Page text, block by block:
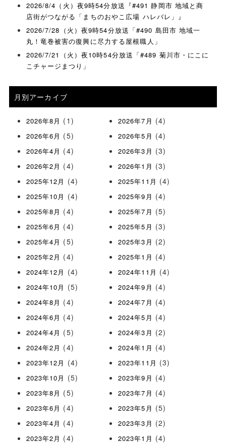
2026/8/4（火）夜9時54分放送『#491 静岡市 地域と商
店街がつながる「まちのおやこ広場 ハレバレ」』
2026/7/28（火）夜9時54分放送「#490 島田市 地域一
丸！竜巻被害の復興に尽力する屋根職人」
2026/7/21（火）夜10時54分放送「#489 菊川市・にこに
こチャージまつり」
月別アーカイブ
2026年8月 (1) 2026年7月 (4)
2026年6月 (5) 2026年5月 (4)
2026年4月 (4) 2026年3月 (3)
2026年2月 (4) 2026年1月 (3)
2025年12月 (4) 2025年11月 (4)
2025年10月 (4) 2025年9月 (4)
2025年8月 (4) 2025年7月 (5)
2025年6月 (4) 2025年5月 (3)
2025年4月 (5) 2025年3月 (2)
2025年2月 (4) 2025年1月 (4)
2024年12月 (4) 2024年11月 (4)
2024年10月 (5) 2024年9月 (4)
2024年8月 (4) 2024年7月 (4)
2024年6月 (4) 2024年5月 (4)
2024年4月 (5) 2024年3月 (2)
2024年2月 (4) 2024年1月 (4)
2023年12月 (4) 2023年11月 (3)
2023年10月 (5) 2023年9月 (4)
2023年8月 (5) 2023年7月 (4)
2023年6月 (4) 2023年5月 (5)
2023年4月 (4) 2023年3月 (2)
2023年2月 (4) 2023年1月 (4)